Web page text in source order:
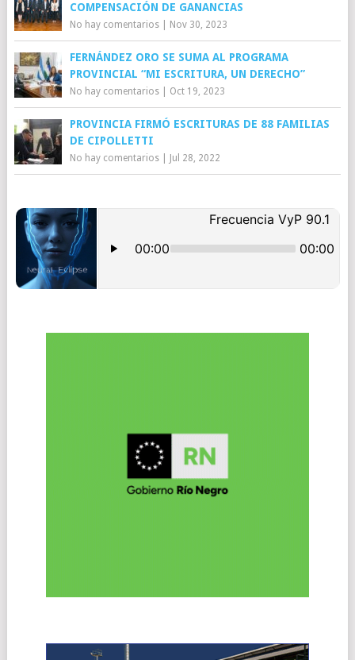
COMPENSACIÓN DE GANANCIAS
No hay comentarios| Nov 30, 2023
FERNÁNDEZ ORO SE SUMA AL PROGRAMA
PROVINCIAL “MI ESCRITURA, UN DERECHO”
No hay comentarios| Oct 19, 2023
PROVINCIA FIRMÓ ESCRITURAS DE 88 FAMILIAS
DE CIPOLLETTI
No hay comentarios| Jul 28, 2022